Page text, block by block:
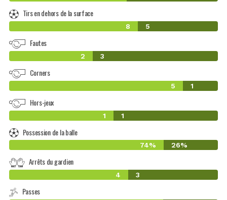
Tirs en dehors de la surface
8 5
Fautes
2 3
Corners
5 1
Hors-jeux
1 1
Possession de la balle
74% 26%
Arrêts du gardien
4 3
Passes